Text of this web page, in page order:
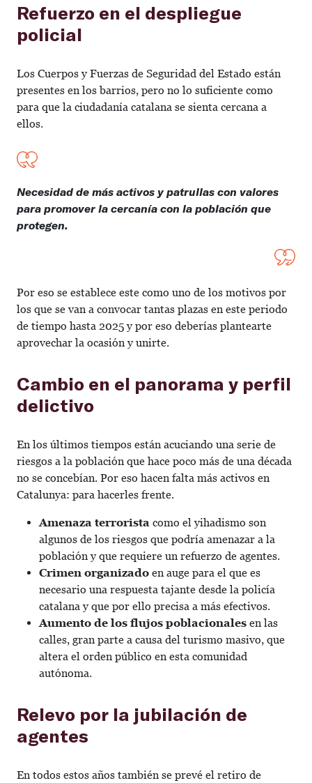
Refuerzo en el despliegue
policial
Los Cuerpos y Fuerzas de Seguridad del Estado están
presentes en los barrios, pero no lo suficiente como
para que la ciudadanía catalana se sienta cercana a
ellos.
Necesidad de más activos y patrullas con valores
para promover la cercanía con la población que
protegen.
Por eso se establece este como uno de los motivos por
los que se van a convocar tantas plazas en este periodo
de tiempo hasta 2025 y por eso deberías plantearte
aprovechar la ocasión y unirte.
Cambio en el panorama y perfil
delictivo
En los últimos tiempos están acuciando una serie de
riesgos a la población que hace poco más de una década
no se concebían. Por eso hacen falta más activos en
Catalunya: para hacerles frente.
Amenaza terrorista como el yihadismo son
algunos de los riesgos que podría amenazar a la
población y que requiere un refuerzo de agentes.
Crimen organizado en auge para el que es
necesario una respuesta tajante desde la policía
catalana y que por ello precisa a más efectivos.
Aumento de los flujos poblacionales en las
calles, gran parte a causa del turismo masivo, que
altera el orden público en esta comunidad
autónoma.
Relevo por la jubilación de
agentes
En todos estos años también se prevé el retiro de